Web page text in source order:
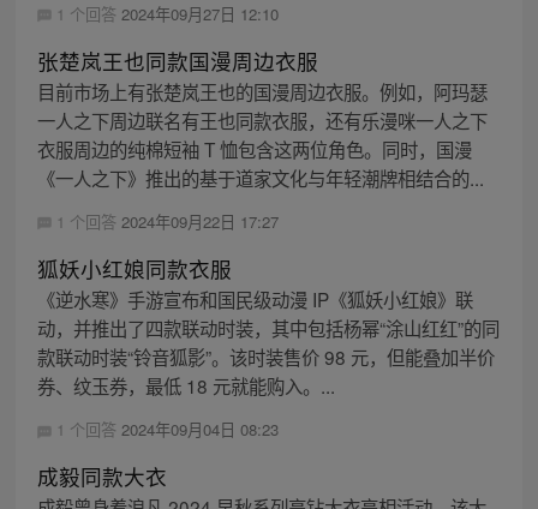
1 个回答 2024年09月27日 12:10
张楚岚王也同款国漫周边衣服
目前市场上有张楚岚王也的国漫周边衣服。例如，阿玛瑟
一人之下周边联名有王也同款衣服，还有乐漫咪一人之下
衣服周边的纯棉短袖 T 恤包含这两位角色。同时，国漫
《一人之下》推出的基于道家文化与年轻潮牌相结合的...
1 个回答 2024年09月22日 17:27
狐妖小红娘同款衣服
《逆水寒》手游宣布和国民级动漫 IP《狐妖小红娘》联
动，并推出了四款联动时装，其中包括杨幂“涂山红红”的同
款联动时装“铃音狐影”。该时装售价 98 元，但能叠加半价
券、纹玉券，最低 18 元就能购入。...
1 个回答 2024年09月04日 08:23
成毅同款大衣